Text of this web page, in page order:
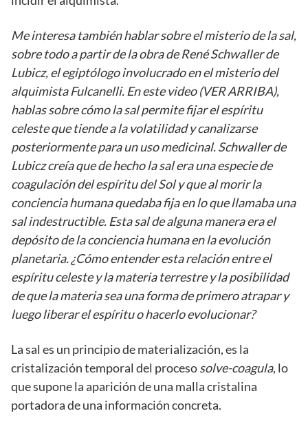
Me interesa también hablar sobre el misterio de la sal,
sobre todo a partir de la obra de René Schwaller de
Lubicz, el egiptólogo involucrado en el misterio del
alquimista Fulcanelli. En este video (VER ARRIBA),
hablas sobre cómo la sal permite fijar el espíritu
celeste que tiende a la volatilidad y canalizarse
posteriormente para un uso medicinal. Schwaller de
Lubicz creía que de hecho la sal era una especie de
coagulación del espíritu del Sol y que al morir la
conciencia humana quedaba fija en lo que llamaba una
sal indestructible. Esta sal de alguna manera era el
depósito de la conciencia humana en la evolución
planetaria. ¿Cómo entender esta relación entre el
espíritu celeste y la materia terrestre y la posibilidad
de que la materia sea una forma de primero atrapar y
luego liberar el espíritu o hacerlo evolucionar?
La sal es un principio de materialización, es la
cristalización temporal del procesosolve-coagula, lo
que supone la aparición de una malla cristalina
portadora de una información concreta.